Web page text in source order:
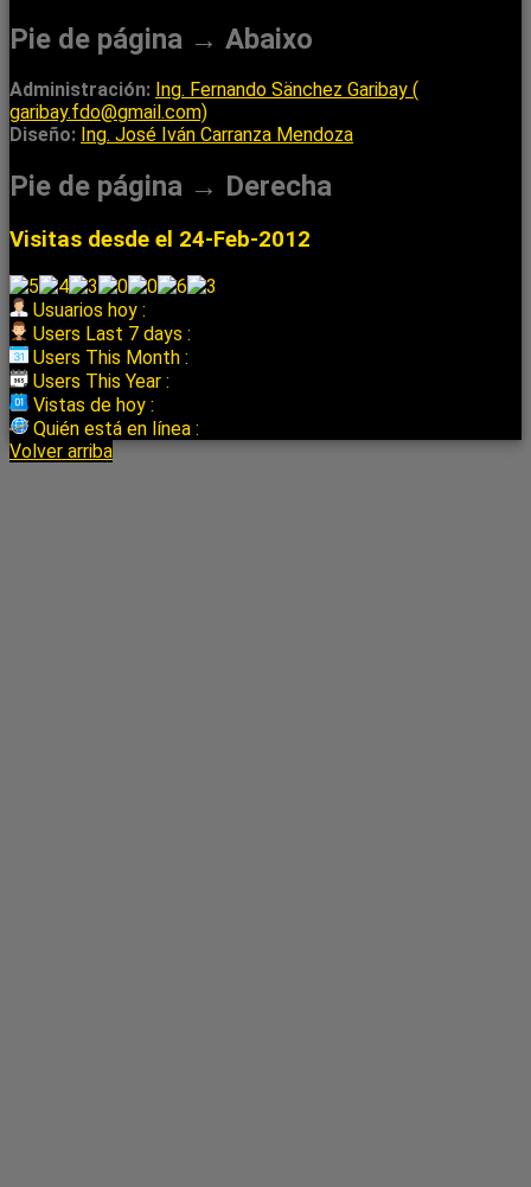
Pie de página → Abaixo
Administración: Ing. Fernando Sänchez Garibay (
garibay.fdo@gmail.com)
Diseño: Ing. José Iván Carranza Mendoza
Pie de página → Derecha
Visitas desde el 24-Feb-2012
Usuarios hoy :
Users Last 7 days :
Users This Month :
Users This Year :
Vistas de hoy :
Quién está en línea :
Volver arriba